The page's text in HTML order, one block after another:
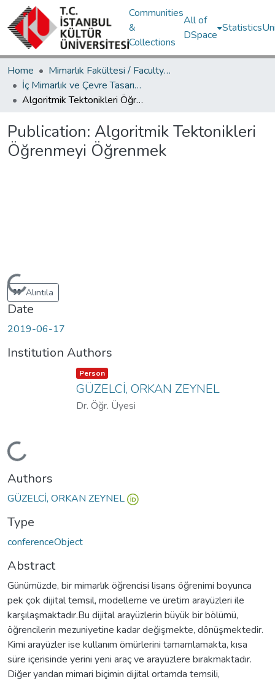
Communities
&
Collections
All of
DSpace
Statistics
Home
Mimarlık Fakültesi / Faculty of Architecture
İç Mimarlık ve Çevre Tasarımı Bölümü / Department of Interior Architecture and Environmental Design
Algoritmik Tektonikleri Öğrenmeyi Öğrenmek
Publication: Algoritmik Tektonikleri
Öğrenmeyi Öğrenmek
Alıntıla
Date
2019-06-17
Institution Authors
Item type:
Person ,
GÜZELCİ, ORKAN ZEYNEL
Dr. Öğr. Üyesi
Authors
GÜZELCİ, ORKAN ZEYNEL
Type
conferenceObject
Abstract
Günümüzde, bir mimarlık öğrencisi lisans öğrenimi boyunca
pek çok dijital temsil, modelleme ve üretim arayüzleri ile
karşılaşmaktadır.Bu dijital arayüzlerin büyük bir bölümü,
öğrencilerin mezuniyetine kadar değişmekte, dönüşmektedir.
Kimi arayüzler ise kullanım ömürlerini tamamlamakta, kısa
süre içerisinde yerini yeni araç ve arayüzlere bırakmaktadır.
Diğer yandan mimari biçimin dijital ortamda temsili,